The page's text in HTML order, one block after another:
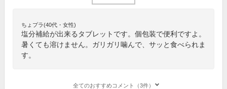
ちょプラ(40代・女性)
塩分補給が出来るタブレットです。個包装で便利ですよ。
暑くても溶けません。ガリガリ噛んで、サッと食べられま
す。
全てのおすすめコメント（3件）